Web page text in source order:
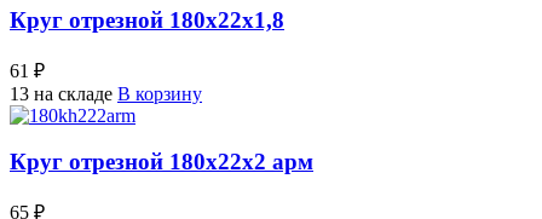
Круг отрезной 180х22х1,8
61 ₽
13 на складе В корзину
Круг отрезной 180х22х2 арм
65 ₽